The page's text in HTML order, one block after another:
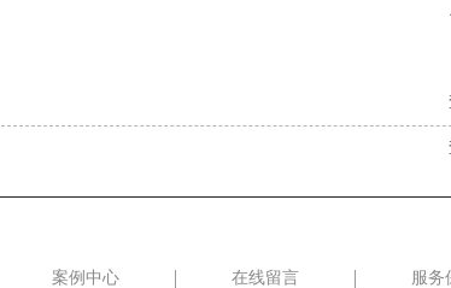
案例中心 在线留言 服务